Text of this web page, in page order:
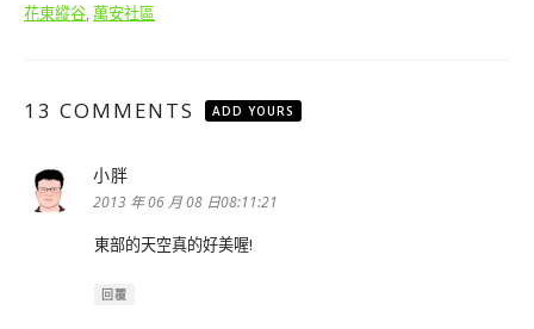
花東縱谷,萬安社區
13 COMMENTS ADD YOURS
小胖
示:
2013 年 06 月 08 日08:11:21
東部的天空真的好美喔!
回覆